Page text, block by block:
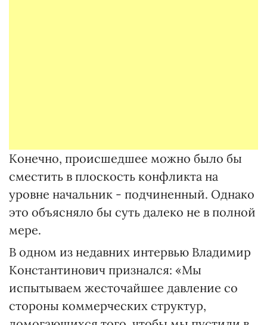
Конечно, происшедшее можно было бы
сместить в плоскость конфликта на
уровне начальник - подчиненный. Однако
это объясняло бы суть далеко не в полной
мере.
В одном из недавних интервью Владимир
Константинович признался: «Мы
испытываем жесточайшее давление со
стороны коммерческих структур,